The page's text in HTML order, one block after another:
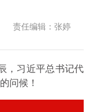
责任编辑：张婷
，习近平总书记代
问候！